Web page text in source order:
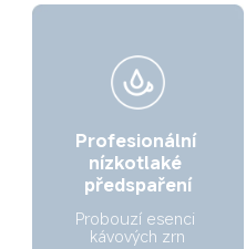
Profesionální
nízkotlaké
předspaření
Probouzí esenci
kávových zrn